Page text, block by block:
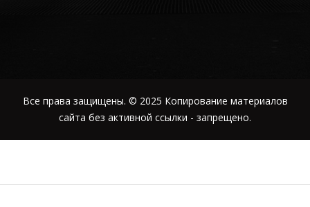
Все права защищены. © 2025 Копирование материалов
сайта без активной ссылки - запрещено.